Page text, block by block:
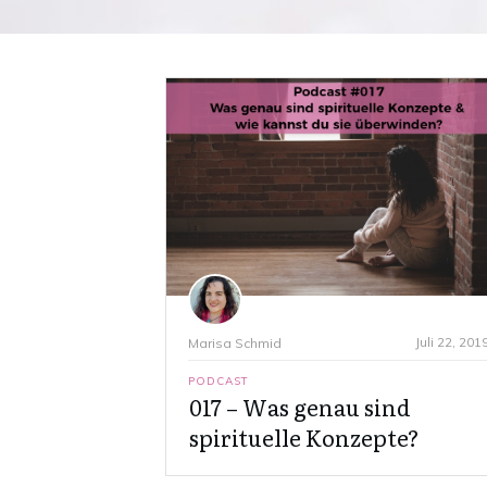
Marisa Schmid Juli 22,
PODCAST
017 – Was genau sind
spirituelle Konzepte?